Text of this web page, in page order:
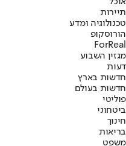
תיירות
טכנולוגיה ומדע
הורוסקופ
ForReal
מגזין השבוע
דעות
חדשות בארץ
חדשות בעולם
פוליטי
ביטחוני
חינוך
בריאות
משפט